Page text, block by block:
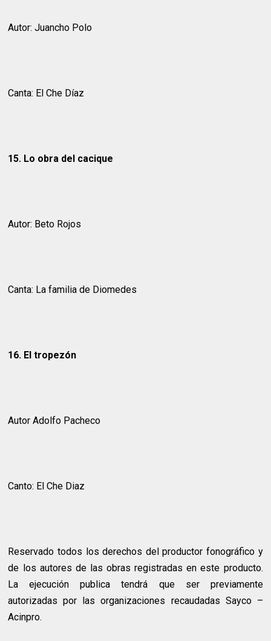
Autor: Juancho Polo
Canta: El Che Díaz
15. Lo obra del cacique
Autor: Beto Rojos
Canta: La familia de Diomedes
16. El tropezón
Autor Adolfo Pacheco
Canto: El Che Diaz
Reservado todos los derechos del productor fonográfico y
de los autores de las obras registradas en este producto.
La ejecución publica tendrá que ser previamente
autorizadas por las organizaciones recaudadas Sayco –
Acinpro.